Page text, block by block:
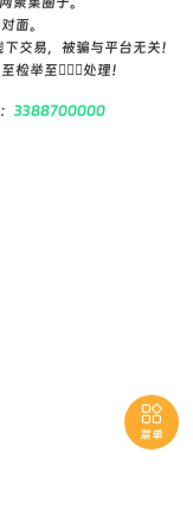

菜单
面。
交易，被骗与平台无关！
举至👮🏻‍♀️处理！
3388700000